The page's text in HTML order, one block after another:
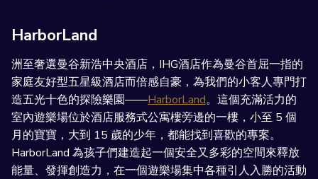
HarborLand
洲至奢選曼谷新浩中央酒店，IHG酒店作為曼谷首屈一指的
家庭友好型五星級酒店而倍感自豪，為我們的小客人專門打
造五光十色的探險樂園——HarborLand。這個充滿活力的
室內遊樂場位於酒店服務式公寓樓旁邊的一樓，小至 5 個
月的寶寶，大到 15 歲的少年，都能找到喜歡的專案。
HarborLand 為孩子們建造起一個安全又多彩的空間來釋放
能量、發揮創造力，在一個遊樂場集中各種引人入勝的活動